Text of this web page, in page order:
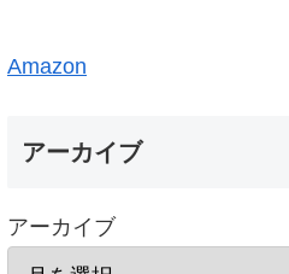
Amazon
アーカイブ
アーカイブ